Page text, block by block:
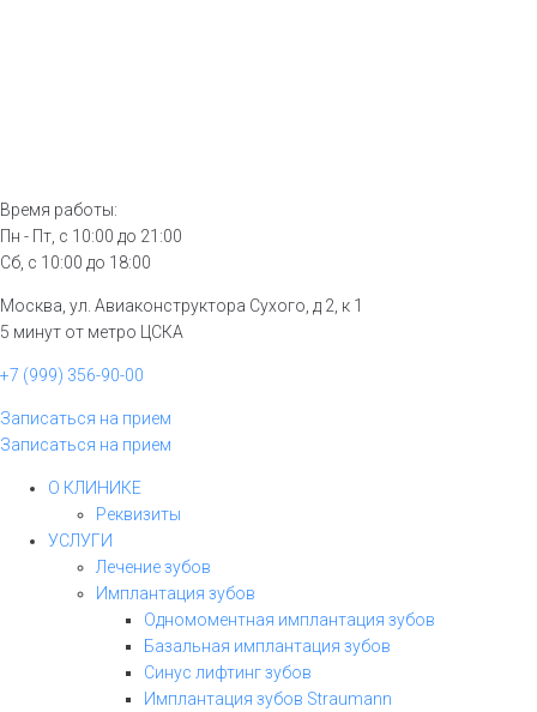
Время работы:
Пн - Пт, с 10:00 до 21:00
Сб, с 10:00 до 18:00
Москва, ул. Авиаконструктора Сухого, д 2, к 1
5 минут от метро ЦСКА
+7 (999) 356-90-00
Записаться на прием
Записаться на прием
О КЛИНИКЕ
Реквизиты
УСЛУГИ
Лечение зубов
Имплантация зубов
Одномоментная имплантация зубов
Базальная имплантация зубов
Синус лифтинг зубов
Имплантация зубов Straumann